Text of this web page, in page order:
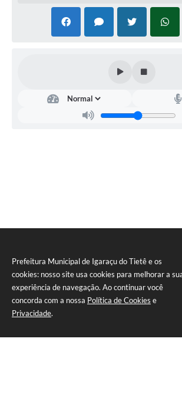
Prefeitura Municipal de Igaraçu do Tietê e os
cookies: nosso site usa cookies para melhorar a
experiência de navegação. Ao continuar você
concorda com a nossa Política de Cookies e
Privacidade.